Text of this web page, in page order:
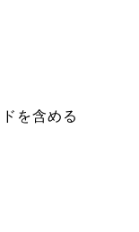
を含める